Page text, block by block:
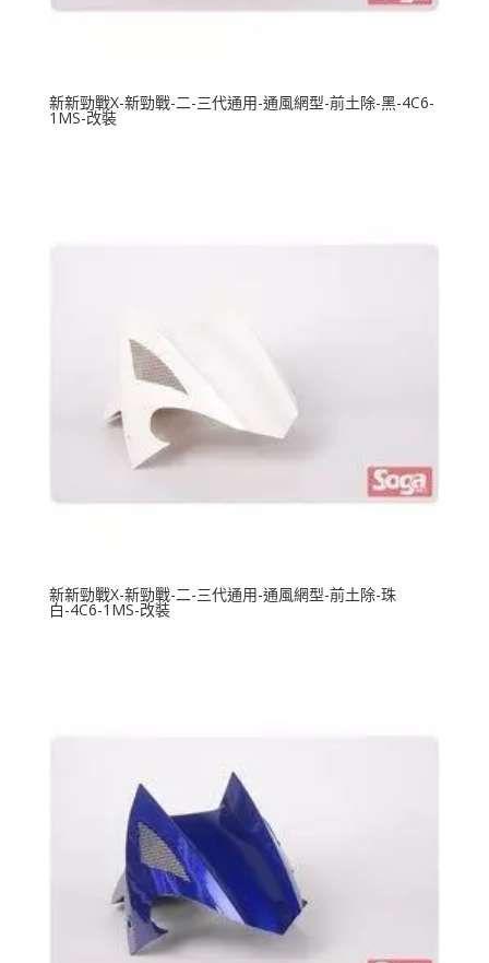
新新勁戰X-新勁戰-二-三代通用-通風網型-前土除-黑-4C6-
1MS-改裝
新新勁戰X-新勁戰-二-三代通用-通風網型-前土除-珠
白-4C6-1MS-改裝